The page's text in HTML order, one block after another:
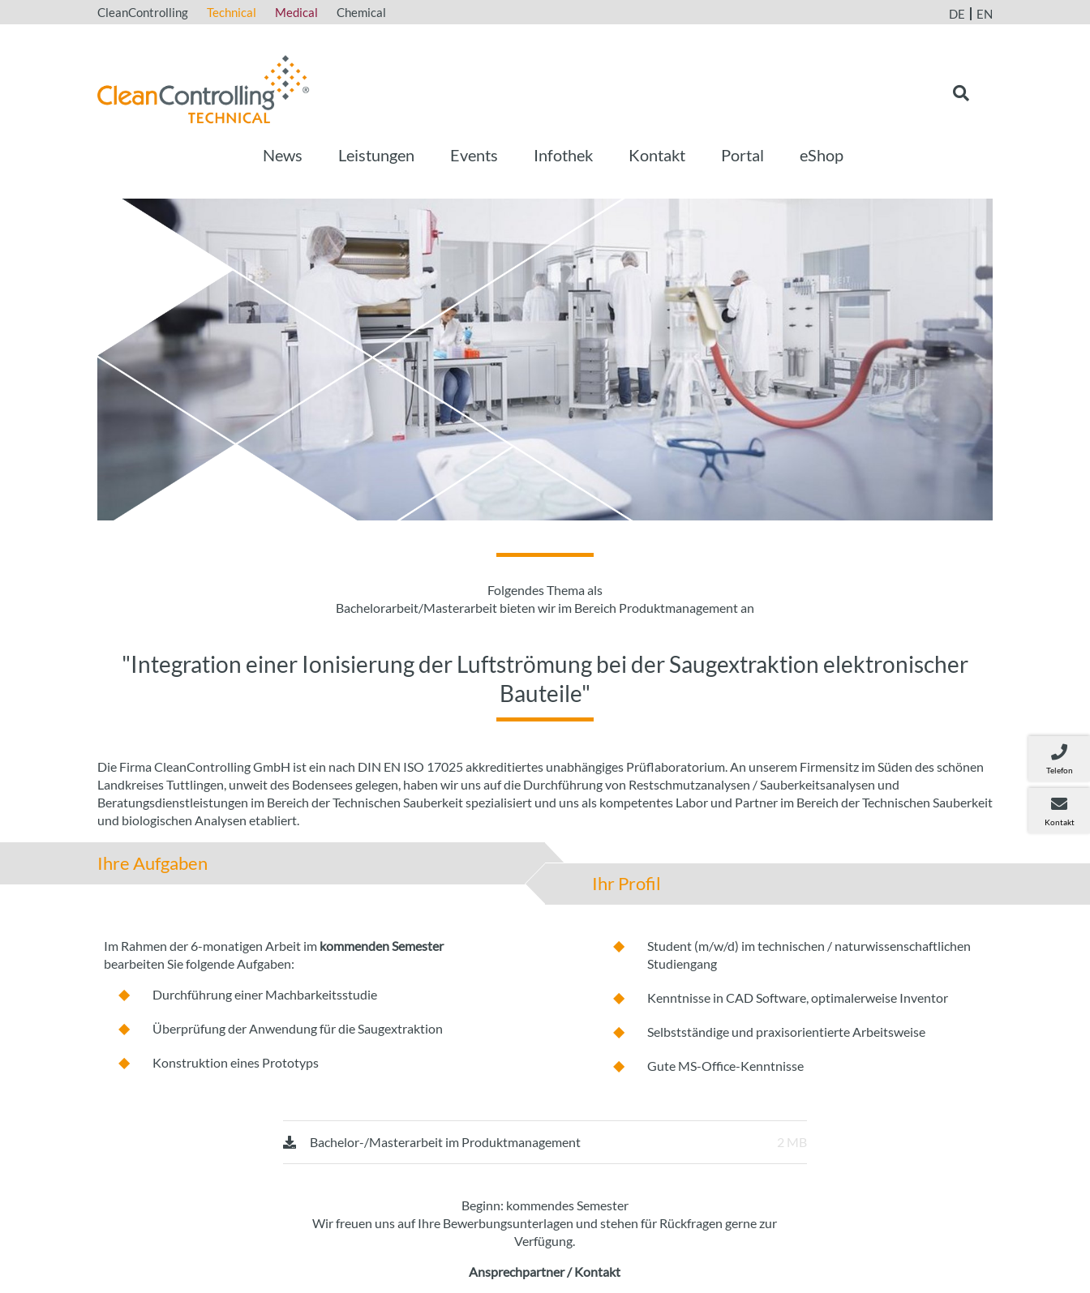
CleanControlling Technical Medical Chemical DE EN
News Leistungen Events Infothek Kontakt Portal eShop
Folgendes Thema als
Bachelorarbeit/Masterarbeit bieten wir im Bereich Produktmanagement an
"Integration einer Ionisierung der Luftströmung bei der Saugextraktion elektronischer
Bauteile"
Die Firma CleanControlling GmbH ist ein nach DIN EN ISO 17025 akkreditiertes unabhängiges Prüflaboratorium. An unserem Firmensitz im Süden des schönen
Landkreises Tuttlingen, unweit des Bodensees gelegen, haben wir uns auf die Durchführung von Restschmutzanalysen / Sauberkeitsanalysen und
Beratungsdienstleistungen im Bereich der Technischen Sauberkeit spezialisiert und uns als kompetentes Labor und Partner im Bereich der Technischen Sauberkeit
und biologischen Analysen etabliert.
Ihre Aufgaben
Im Rahmen der 6-monatigen Arbeit im kommenden Semester
bearbeiten Sie folgende Aufgaben:
Durchführung einer Machbarkeitsstudie
Überprüfung der Anwendung für die Saugextraktion
Konstruktion eines Prototyps
Ihr Profil
Student (m/w/d) im technischen / naturwissenschaftlichen
Studiengang
Kenntnisse in CAD Software, optimalerweise Inventor
Selbstständige und praxisorientierte Arbeitsweise
Gute MS-Office-Kenntnisse
Bachelor-/Masterarbeit im Produktmanagement 2 MB
Beginn: kommendes Semester
Wir freuen uns auf Ihre Bewerbungsunterlagen und stehen für Rückfragen gerne zur
Verfügung.
Ansprechpartner / Kontakt
Telefon
Kontakt